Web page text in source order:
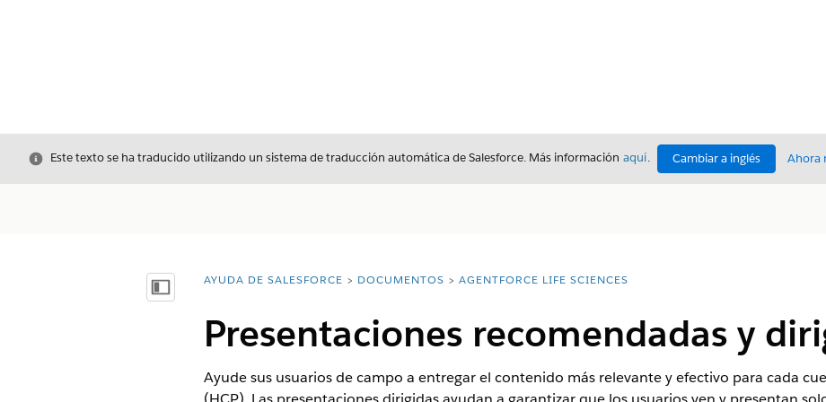
Cerrar
Este texto se ha traducido utilizando un sistema de traducción automática de Salesforce. Más información aquí. Cambiar a inglés Ahora
Mostrar índice de materias
Usted está aquí:
AYUDA DE SALESFORCE DOCUMENTOS AGENTFORCE LIFE SCIENCES
Presentaciones recomendadas y
Ayude sus usuarios de campo a entregar el contenido más relevante y efectivo para cada